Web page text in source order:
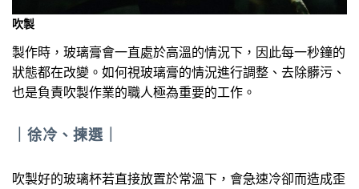
吹製
製作時，玻璃膏會一直處於高溫的情況下，因此每一秒鐘的
狀態都在改變。如何視玻璃膏的情況進行調整、去除髒污、
也是負責吹製作業的職人極為重要的工作。
徐冷、揀選
吹製好的玻璃杯若直接放置於常溫下，會急速冷卻而造成歪